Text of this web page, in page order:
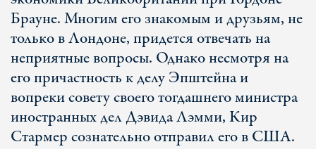
Брауне. Многим его знакомым и друзьям, не
только в Лондоне, придется отвечать на
неприятные вопросы. Однако несмотря на
его причастность к делу Эпштейна и
вопреки совету своего тогдашнего министра
иностранных дел Дэвида Лэмми, Кир
Стармер сознательно отправил его в США.